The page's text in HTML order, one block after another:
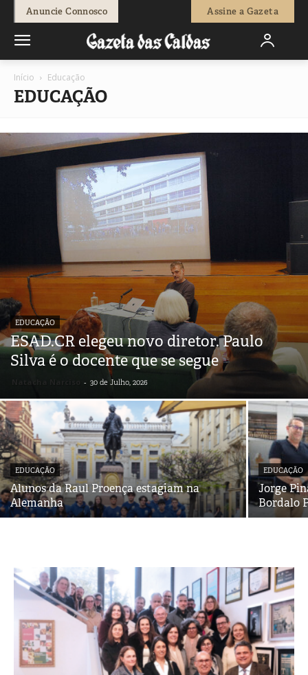
Anuncie Connosco Assine a Gazeta
Início Educação
EDUCAÇÃO
EDUCAÇÃO
ESAD.CR elegeu novo diretor. Paulo
Silva é o docente que se segue
- 30 de Julho, 2026
EDUCAÇÃO
Alunos da Raul Proença estagiam na
Alemanha
EDUCAÇÃO
Jorge
Bordalo